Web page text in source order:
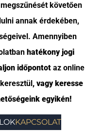
követően
annak érdekében,
Amennyiben
hatékony jogi
időpontot az online
, vagy keresse
egyikén!
KAPCSOLAT